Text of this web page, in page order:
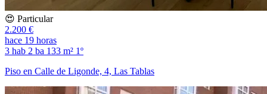
😍 Particular
2.200 €
hace 19 horas
3 hab 2 ba 133 m² 1º
Piso en Calle de Ligonde, 4, Las Tablas